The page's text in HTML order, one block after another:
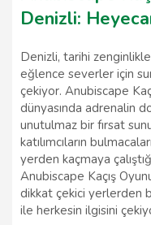
Denizli:
Denizli, tarihi
eğlence severler için
çekiyor. Anubiscape
dünyasında adrenalin
unutulmaz bir fırsat
katılımcıların
yerden kaçmaya
Anubiscape Kaçış
dikkat çekici yerlerden
ile herkesin ilgisini